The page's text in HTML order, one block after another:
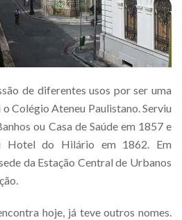
de diferentes usos por ser uma
Colégio Ateneu Paulistano. Serviu
ou Casa de Saúde em 1857 e
Hotel do Hilário em 1862. Em
da Estação Central de Urbanos
hoje, já teve outros nomes.